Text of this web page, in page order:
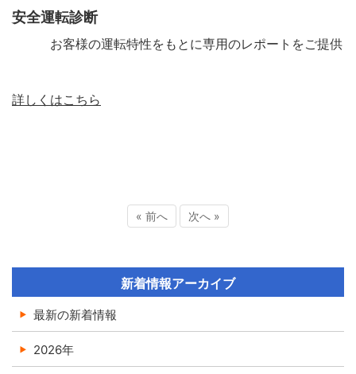
安全運転診断
お客様の運転特性をもとに専用のレポートをご提供
詳しくはこちら
« 前へ 次へ »
新着情報アーカイブ
最新の新着情報
2026年